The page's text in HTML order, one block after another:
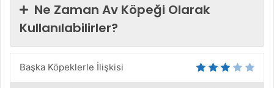
Ne Zaman Av Köpeği Olarak
Kullanılabilirler?
Başka Köpeklerle İlişkisi